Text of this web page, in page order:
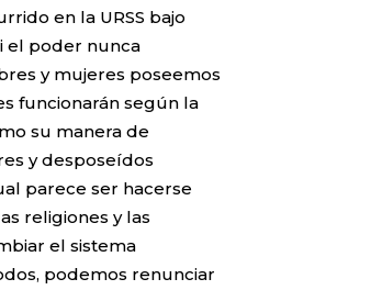
en la URSS bajo
el poder nunca
y mujeres poseemos
funcionarán según la
su manera de
y desposeídos
parece ser hacerse
religiones y las
el sistema
podemos renunciar